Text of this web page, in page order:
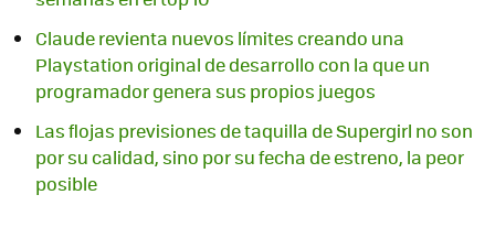
Claude revienta nuevos límites creando una
Playstation original de desarrollo con la que un
programador genera sus propios juegos
Las flojas previsiones de taquilla de Supergirl no son
por su calidad, sino por su fecha de estreno, la peor
posible